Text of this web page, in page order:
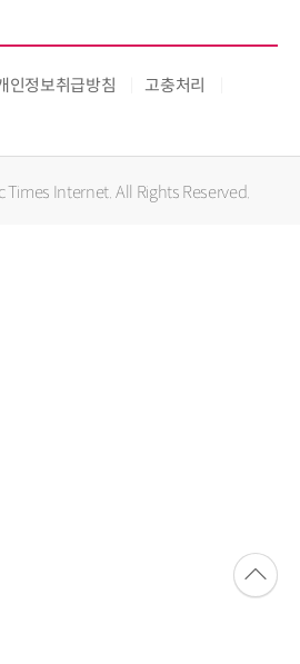
인정보취급방침
고충처리
Internet. All Rights Reserved.